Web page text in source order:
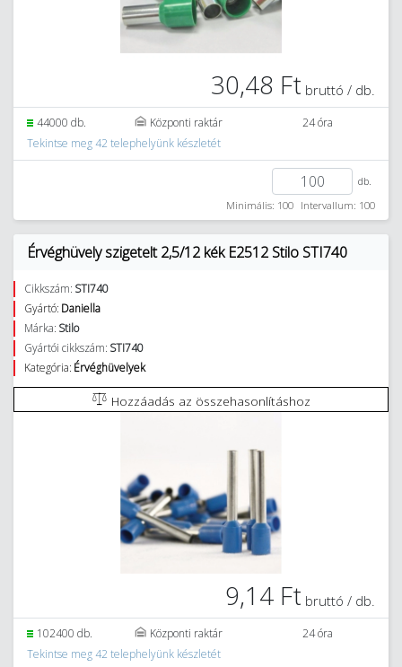
30,48 Ft bruttó / db.
44000 db. Központi raktár
24 óra
Tekintse meg 42 telephelyünk készletét
db.
Minimális: 100 Intervallum: 100
Érvéghüvely szigetelt 2,5/12 kék E2512 Stilo STI740
Cikkszám: STI740
Gyártó: Daniella
Márka: Stilo
Gyártói cikkszám: STI740
Kategória: Érvéghüvelyek
Hozzáadás az összehasonlításhoz
9,14 Ft bruttó / db.
102400 db. Központi raktár
24 óra
Tekintse meg 42 telephelyünk készletét